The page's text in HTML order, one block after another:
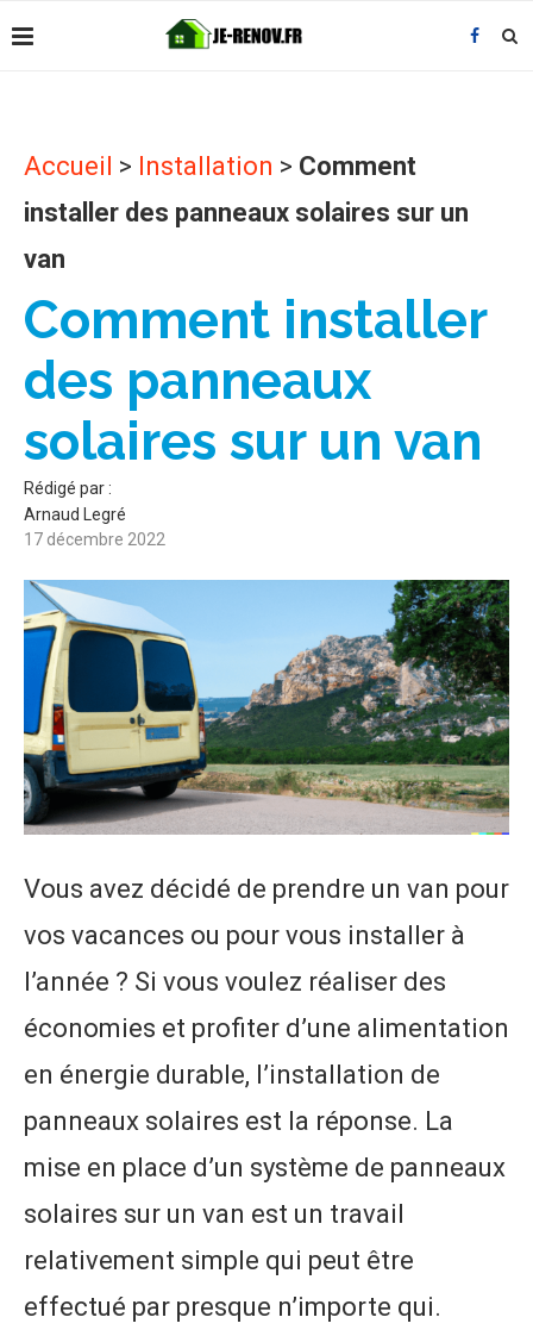
Accueil > Installation > Comment
installer des panneaux solaires sur un
van
Comment installer
des panneaux
solaires sur un van
Rédigé par :
Arnaud Legré
17 décembre 2022
Vous avez décidé de prendre un van pour
vos vacances ou pour vous installer à
l’année ? Si vous voulez réaliser des
économies et profiter d’une alimentation
en énergie durable, l’installation de
panneaux solaires est la réponse. La
mise en place d’un système de panneaux
solaires sur un van est un travail
relativement simple qui peut être
effectué par presque n’importe qui.